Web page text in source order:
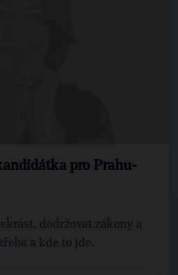
pro Prahu-
dodržovat zákony a
a kde to jde.